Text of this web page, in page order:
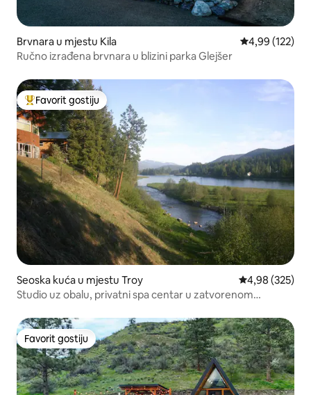
Brvnara u mjestu Kila prosječna
4,99 (122)
Ručno izrađena brvnara u blizini parka Glejšer
Glavni favorit gostiju
Favorit gostiju
Seoska kuća u mjestu Troy prosječna
4,98 (325)
Studio uz obalu, privatni spa centar u zatvorenom
Favorit gostiju
Favorit gostiju